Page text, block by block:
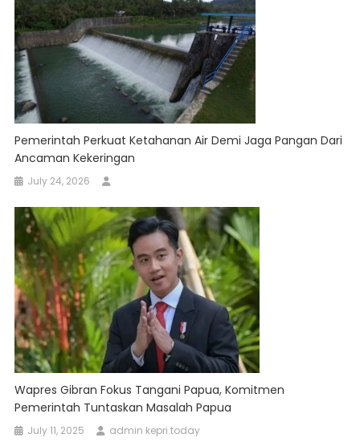
Pemerintah Perkuat Ketahanan Air Demi Jaga Pangan Dari
Ancaman Kekeringan
July 24, 2026
Wapres Gibran Fokus Tangani Papua, Komitmen
Pemerintah Tuntaskan Masalah Papua
July 11, 2025 admin kepri today